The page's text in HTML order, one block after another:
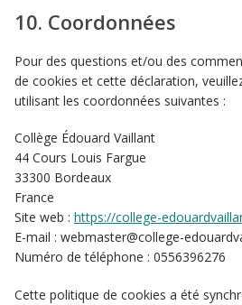
10. Coordonnées
Pour des questions et/ou des
de cookies et cette déclaration,
utilisant les coordonnées suivantes :
Collège Édouard Vaillant
44 Cours Louis Fargue
33300 Bordeaux
France
Site web : https://college-
E-mail : webmaster@college-
Numéro de téléphone : 0556396276
Cette politique de cookies a été